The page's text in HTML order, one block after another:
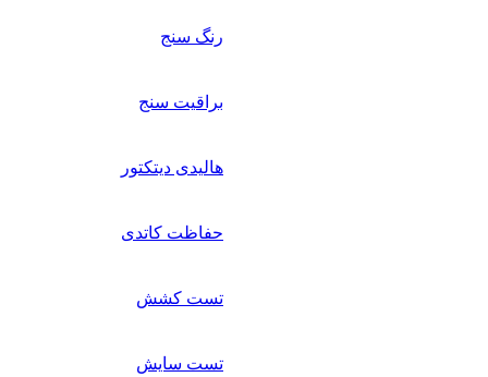
رنگ سنج
براقیت سنج
هالیدی دیتکتور
حفاظت کاتدی
تست کشش
تست سایش